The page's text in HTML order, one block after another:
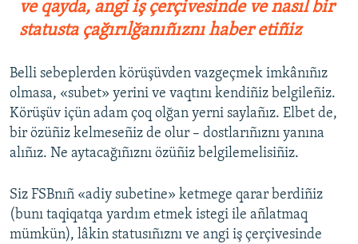
ve qayda, angi iş çerçivesinde ve nasıl bir
statusta çağırılğanıñıznı haber etiñiz
Belli sebeplerden körüşüvden vazgeçmek imkânıñız
olmasa, «subet» yerini ve vaqtını kendiñiz belgileñiz.
Körüşüv içün adam çoq olğan yerni saylañız. Elbet de,
bir özüñiz kelmeseñiz de olur – dostlarıñıznı yanına
alıñız. Ne aytacağıñıznı özüñiz belgilemelisiñiz.
Siz FSBnıñ «adiy subetine» ketmege qarar berdiñiz
(bunı taqiqatqa yardım etmek istegi ile añlatmaq
mümkün), lâkin statusıñıznı ve angi iş çerçivesinde